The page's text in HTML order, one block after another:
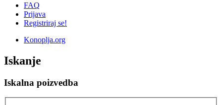
FAQ
Prijava
Registriraj se!
Konoplja.org
Iskanje
Iskalna poizvedba